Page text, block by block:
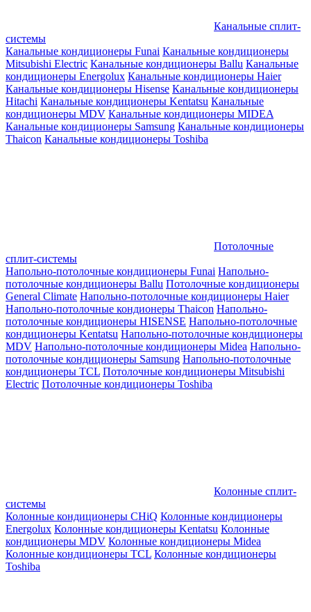
Канальные сплит-
системы
Канальные кондиционеры Funai Канальные кондиционеры
Mitsubishi Electric Канальные кондиционеры Ballu Канальные
кондиционеры Energolux Канальные кондиционеры Haier
Канальные кондиционеры Hisense Канальные кондиционеры
Hitachi Канальные кондиционеры Kentatsu Канальные
кондиционеры MDV Канальные кондиционеры MIDEA
Канальные кондиционеры Samsung Канальные кондиционеры
Thaicon Канальные кондиционеры Toshiba
Потолочные
сплит-системы
Напольно-потолочные кондиционеры Funai Напольно-
потолочные кондиционеры Ballu Потолочные кондиционеры
General Climate Напольно-потолочные кондиционеры Haier
Напольно-потолочные кондионеры Thaicon Напольно-
потолочные кондиционеры HISENSE Напольно-потолочные
кондиционеры Kentatsu Напольно-потолочные кондиционеры
MDV Напольно-потолочные кондиционеры Midea Напольно-
потолочные кондиционеры Samsung Напольно-потолочные
кондиционеры TCL Потолочные кондиционеры Mitsubishi
Electric Потолочные кондиционеры Toshiba
Колонные сплит-
системы
Колонные кондиционеры CHiQ Колонные кондиционеры
Energolux Колонные кондиционеры Kentatsu Колонные
кондиционеры MDV Колонные кондиционеры Midea
Колонные кондиционеры TCL Колонные кондиционеры
Toshiba